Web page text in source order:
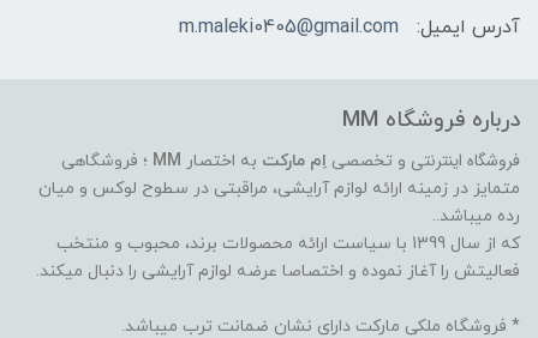
آدرس ایمیل:
m.maleki0405@gmail.com
درباره فروشگاه MM
فروشگاه اینترنتی و تخصصی اِم مارکت به اختصار MM ؛ فروشگاهی
متمایز در زمینه ارائه لوازم آرایشی، مراقبتی در سطوح لوکس و میان
رده میباشد..
که از سال 1399 با سیاست ارائه محصولات برند، محبوب و منتخب
فعالیتش را آغاز نموده و اختصاصا عرضه لوازم آرایشی را دنبال میکند.
* فروشگاه ملکی مارکت دارای نشان ضمانت ترب میباشد.